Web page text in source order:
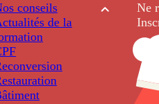
conseils
de la
Ne